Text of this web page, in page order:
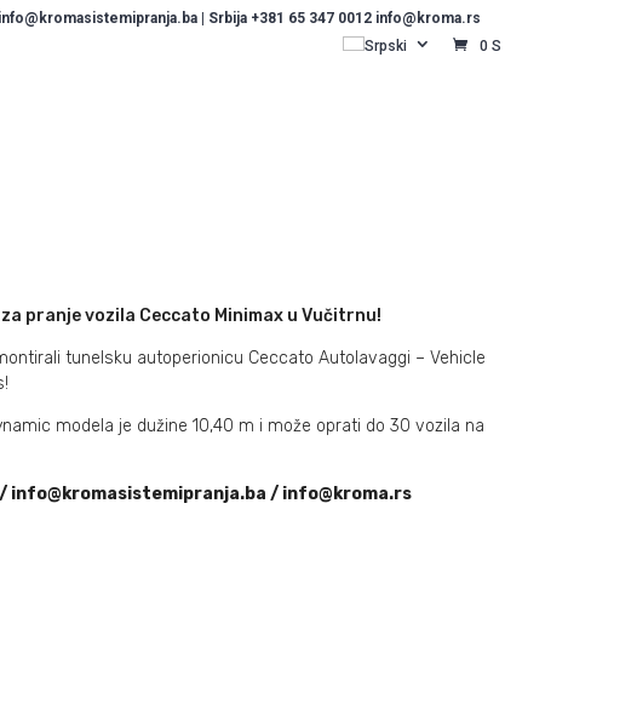
| Srbija +381 65 347 0012 info@kroma.rs
Srpski
0 S
pranje vozila Ceccato Minimax u Vučitrnu!
tunelsku autoperionicu Ceccato Autolavaggi – Vehicle
modela je dužine 10,40 m i može oprati do 30 vozila na
info@kromasistemipranja.ba / info@kroma.rs